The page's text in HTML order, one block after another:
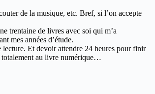
de la musique, etc. Bref, si l’on accepte
trentaine de livres avec soi qui m’a
mes années d’étude.
Et devoir attendre 24 heures pour finir
totalement au livre numérique…